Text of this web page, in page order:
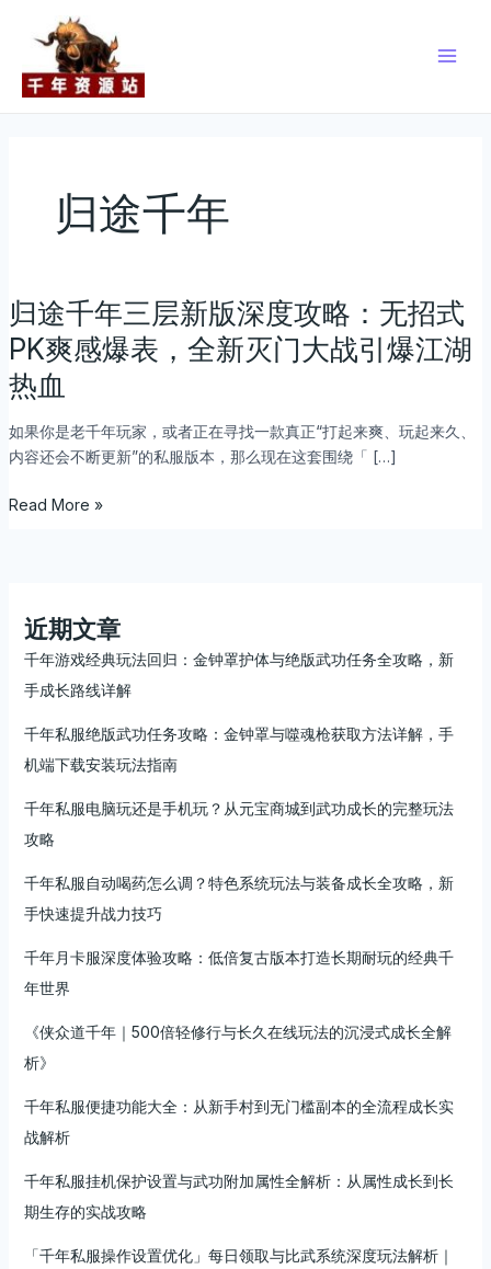
归途千年
归途千年三层新版深度攻略：无招式
PK爽感爆表，全新灭门大战引爆江湖
热血
如果你是老千年玩家，或者正在寻找一款真正“打起来爽、玩起来久、
内容还会不断更新”的私服版本，那么现在这套围绕「 […]
归
途
千
年
层
新
深
PK
Read More »
近期文章
千年游戏经典玩法回归：金钟罩护体与绝版武功任务全攻略，新
手成长路线详解
千年私服绝版武功任务攻略：金钟罩与噬魂枪获取方法详解，手
机端下载安装玩法指南
千年私服电脑玩还是手机玩？从元宝商城到武功成长的完整玩法
攻略
千年私服自动喝药怎么调？特色系统玩法与装备成长全攻略，新
手快速提升战力技巧
千年月卡服深度体验攻略：低倍复古版本打造长期耐玩的经典千
年世界
《侠众道千年｜500倍轻修行与长久在线玩法的沉浸式成长全解
析》
千年私服便捷功能大全：从新手村到无门槛副本的全流程成长实
战解析
千年私服挂机保护设置与武功附加属性全解析：从属性成长到长
期生存的实战攻略
「千年私服操作设置优化」每日领取与比武系统深度玩法解析｜